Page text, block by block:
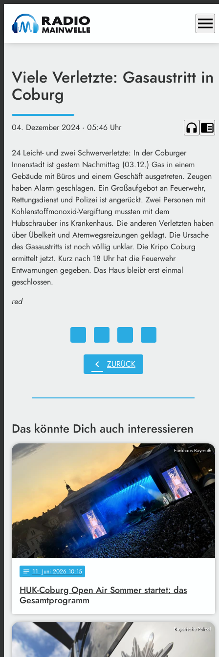
menu
Viele Verletzte: Gasaustritt in
Coburg
04. Dezember 2024 · 05:46 Uhr headphones chrome_reader_mode
24 Leicht- und zwei Schwerverletzte: In der Coburger
Innenstadt ist gestern Nachmittag (03.12.) Gas in einem
Gebäude mit Büros und einem Geschäft ausgetreten. Zeugen
haben Alarm geschlagen. Ein Großaufgebot an Feuerwehr,
Rettungsdienst und Polizei ist angerückt. Zwei Personen mit
Kohlenstoffmonoxid-Vergiftung mussten mit dem
Hubschrauber ins Krankenhaus. Die anderen Verletzten haben
über Übelkeit und Atemwegsreizungen geklagt. Die Ursache
des Gasaustritts ist noch völlig unklar. Die Kripo Coburg
ermittelt jetzt. Kurz nach 18 Uhr hat die Feuerwehr
Entwarnungen gegeben. Das Haus bleibt erst einmal
geschlossen.
red
chevron_left ZURÜCK
Das könnte Dich auch interessieren
Funkhaus Bayreuth
notes 11. Juni 2026 10:15
HUK-Coburg Open Air Sommer startet: das
Gesamtprogramm
Bayerische Polizei